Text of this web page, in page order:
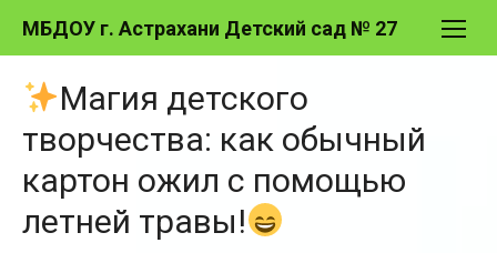
МБДОУ г. Астрахани Детский сад № 27
Магия детского
творчества: как обычный
картон ожил с помощью
летней травы!